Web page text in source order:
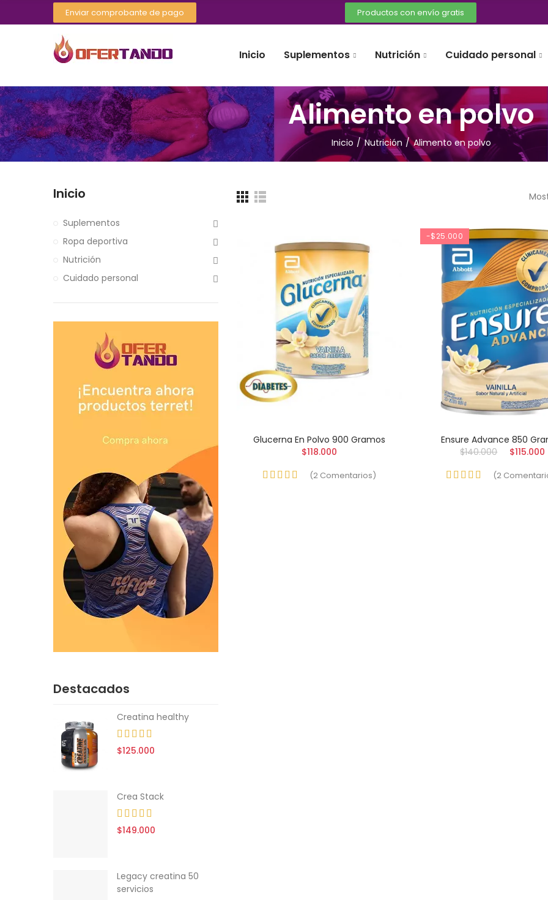
Enviar comprobante de pago Productos con envío gratis
Inicio Suplementos Nutrición Cuidado personal
Alimento en polvo
Inicio Nutrición Alimento en polvo
Glucerna En Polvo 900 Gramos
$118.000
(2Comentarios)
-$25.000
Ensure Advance 850
$140.000
$115.000
(2
Inicio
Suplementos
Ropa deportiva
Nutrición
Cuidado personal
Destacados
Creatina healthy
$125.000
Crea Stack
$149.000
Legacy creatina 50
servicios